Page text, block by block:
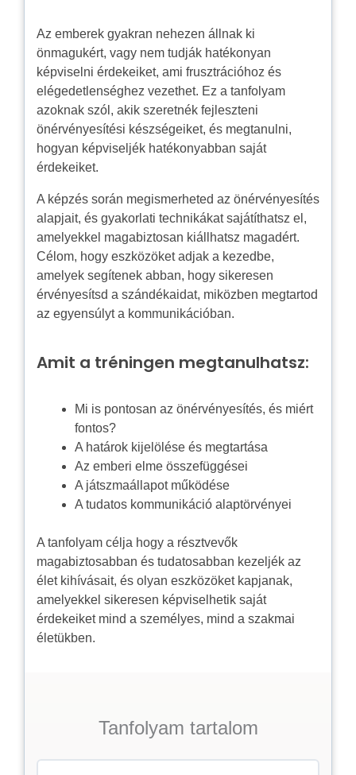
Tanfolyam tartalom
Az emberek gyakran nehezen állnak ki
önmagukért, vagy nem tudják hatékonyan
képviselni érdekeiket, ami frusztrációhoz és
elégedetlenséghez vezethet. Ez a tanfolyam
azoknak szól, akik szeretnék fejleszteni
önérvényesítési készségeiket, és megtanulni,
hogyan képviseljék hatékonyabban saját
érdekeiket.
A képzés során megismerheted az önérvényesítés
alapjait, és gyakorlati technikákat sajátíthatsz el,
amelyekkel magabiztosan kiállhatsz magadért.
Célom, hogy eszközöket adjak a kezedbe,
amelyek segítenek abban, hogy sikeresen
érvényesítsd a szándékaidat, miközben megtartod
az egyensúlyt a kommunikációban.
Amit a tréningen megtanulhatsz:
Mi is pontosan az önérvényesítés, és miért
fontos?
A határok kijelölése és megtartása
Az emberi elme összefüggései
A játszmaállapot működése
A tudatos kommunikáció alaptörvényei
A tanfolyam célja hogy a résztvevők
magabiztosabban és tudatosabban kezeljék az
élet kihívásait, és olyan eszközöket kapjanak,
amelyekkel sikeresen képviselhetik saját
érdekeiket mind a személyes, mind a szakmai
életükben.